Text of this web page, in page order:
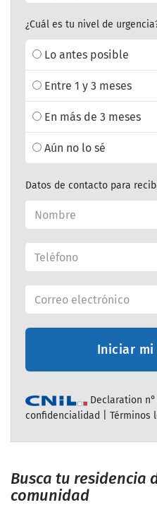
¿Cuál es tu nivel de
Lo antes posible
Entre 1 y 3 meses
En más de 3 meses
Aún no lo sé
Datos de contacto para
Iniciar mi
Declaration n°
confidencialidad
Términos
Busca tu residencia
comunidad